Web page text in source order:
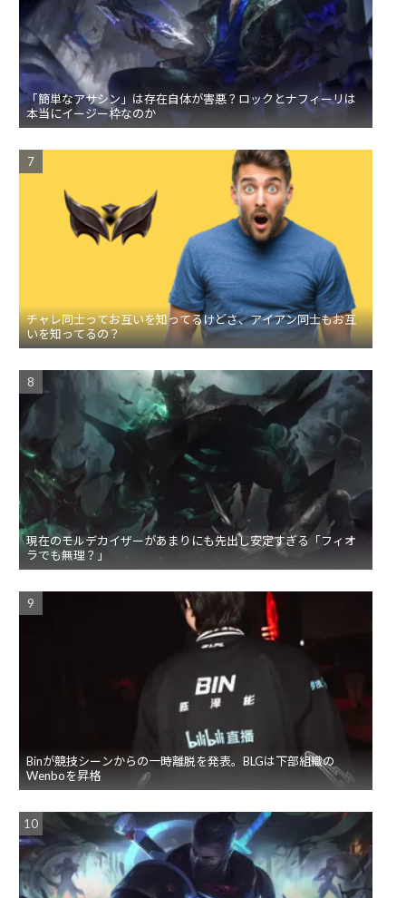
「簡単なアサシン」は存在自体が害悪？ロックとナフィーリは
本当にイージー枠なのか
チャレ同士ってお互いを知ってるけどさ、アイアン同士もお互
いを知ってるの？
現在のモルデカイザーがあまりにも先出し安定すぎる「フィオ
ラでも無理？」
Binが競技シーンからの一時離脱を発表。BLGは下部組織の
Wenboを昇格